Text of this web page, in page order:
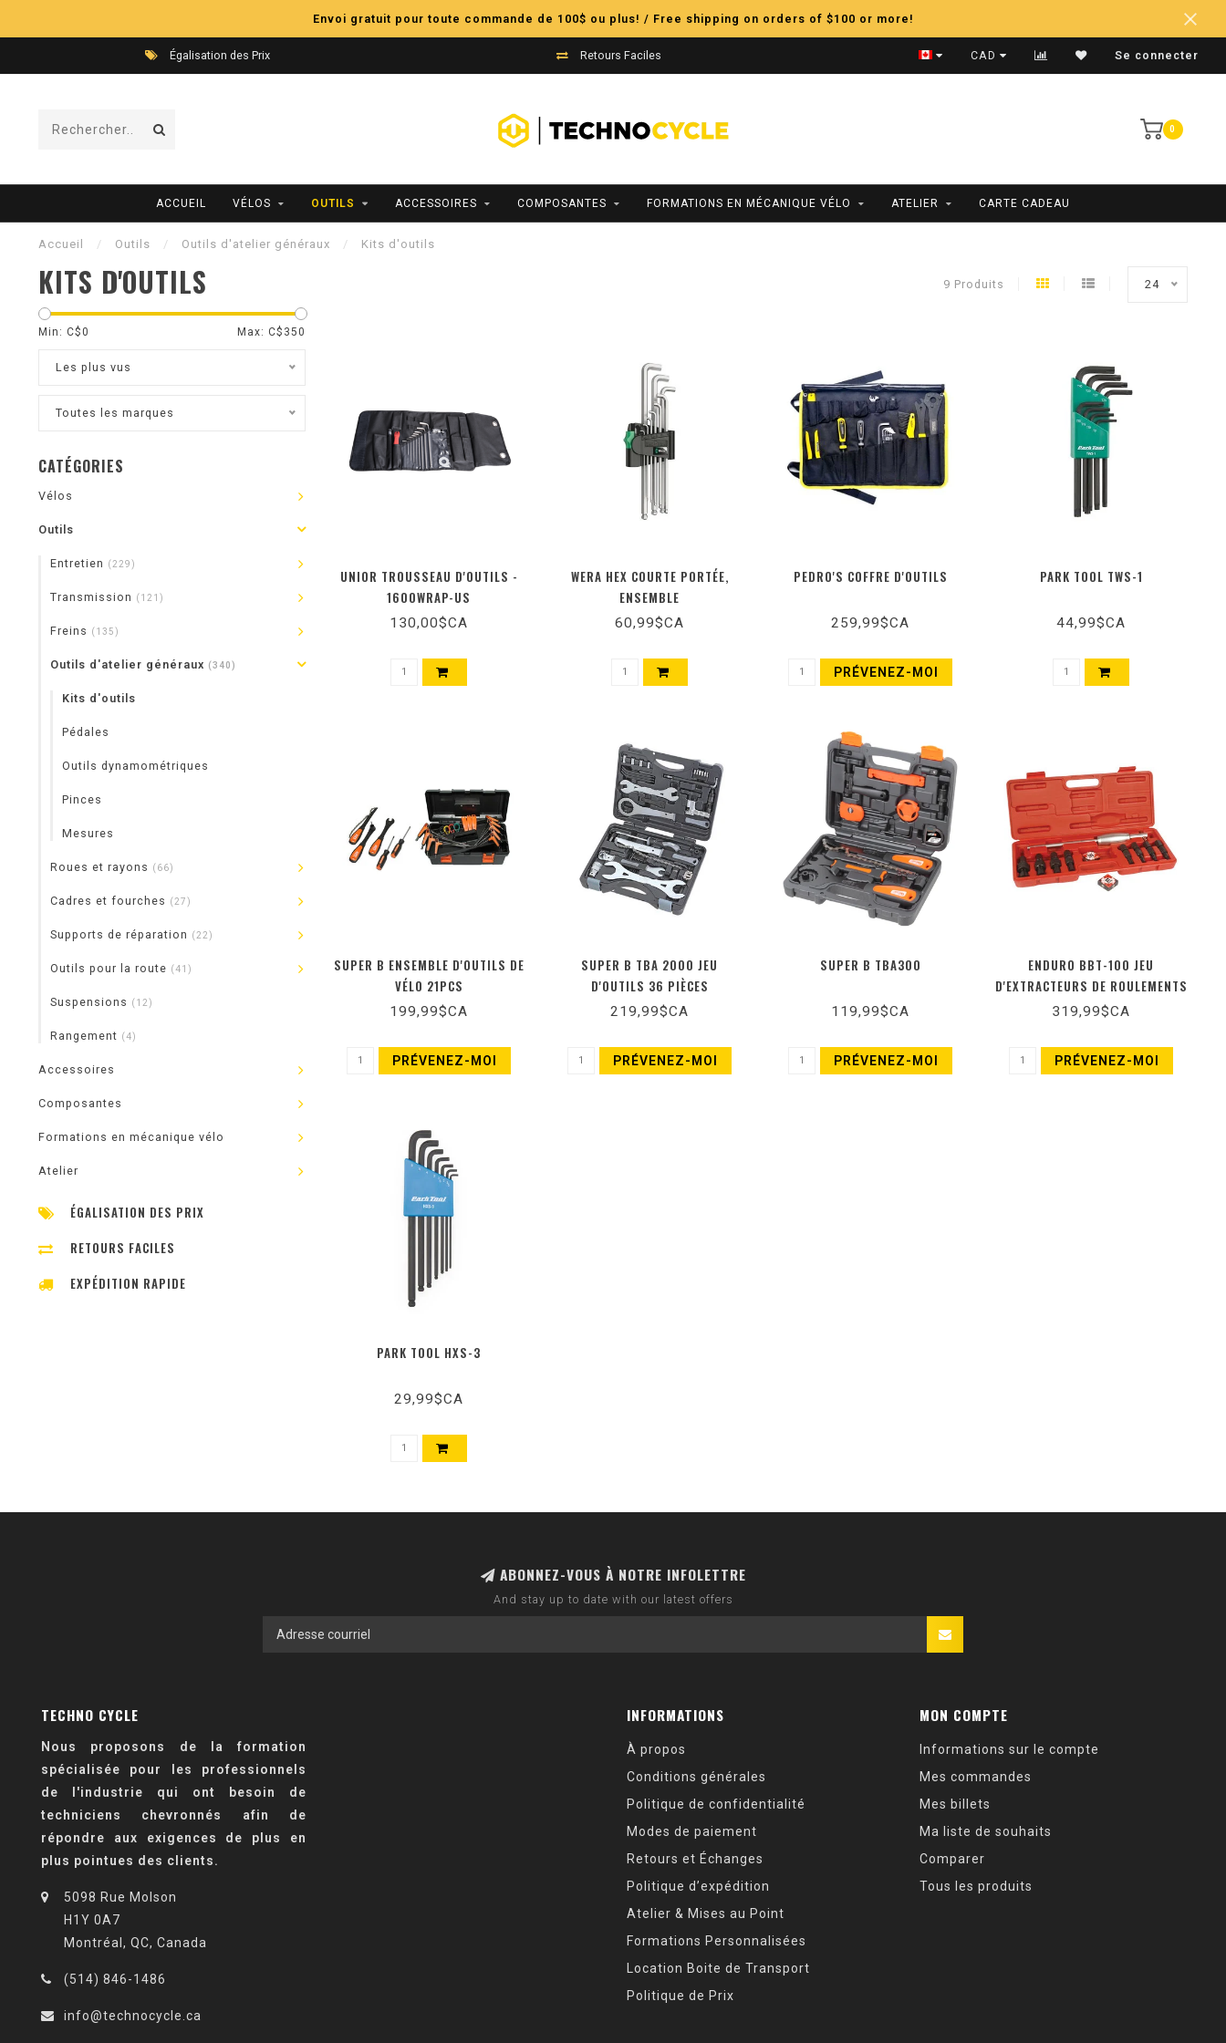
Envoi gratuit pour toute commande de 100$ ou plus! / Free shipping on orders of $100 or more!
Égalisation des Prix Retours Faciles Expédition Rapide
CAD Se connecter
0
ACCUEIL VÉLOS OUTILS ACCESSOIRES COMPOSANTES FORMATIONS EN MÉCANIQUE VÉLO ATELIER CARTE CADEAU
Accueil / Outils / Outils d'atelier généraux / Kits d'outils
KITS D'OUTILS 9 Produits 24
Min: C$0 Max: C$ 350
Les plus vus
Toutes les marques
CATÉGORIES
Vélos
Outils
Entretien (229)
Transmission (121)
Freins (135)
Outils d'atelier généraux (340)
Kits d'outils
Pédales
Outils dynamométriques
Pinces
Mesures
Roues et rayons (66)
Cadres et fourches (27)
Supports de réparation (22)
Outils pour la route (41)
Suspensions (12)
Rangement (4)
Accessoires
Composantes
Formations en mécanique vélo
Atelier
ÉGALISATION DES PRIX
RETOURS FACILES
EXPÉDITION RAPIDE
UNIOR TROUSSEAU D'OUTILS -
1600WRAP-US
130,00$CA
WERA HEX COURTE PORTÉE,
ENSEMBLE
60,99$CA
PEDRO'S COFFRE D'OUTILS
259,99$CA
PRÉVENEZ-MOI
PARK TOOL TWS-1
44,99$CA
SUPER B ENSEMBLE D'OUTILS DE
VÉLO 21PCS
199,99$CA
PRÉVENEZ-MOI
SUPER B TBA 2000 JEU
D'OUTILS 36 PIÈCES
219,99$CA
PRÉVENEZ-MOI
SUPER B TBA300
119,99$CA
PRÉVENEZ-MOI
ENDURO BBT-100 JEU
D'EXTRACTEURS DE ROULEMENTS
319,99$CA
PRÉVENEZ-MOI
PARK TOOL HXS-3
29,99$CA
ABONNEZ-VOUS À NOTRE INFOLETTRE
And stay up to date with our latest offers
TECHNO CYCLE
Nous proposons de la formation
spécialisée pour les professionnels
de l'industrie qui ont besoin de
techniciens chevronnés afin de
répondre aux exigences de plus en
plus pointues des clients.
5098 Rue Molson
H1Y 0A7
Montréal, QC, Canada
(514) 846-1486
info@technocycle.ca
INFORMATIONS
À propos
Conditions générales
Politique de confidentialité
Modes de paiement
Retours et Échanges
Politique d’expédition
Atelier & Mises au Point
Formations Personnalisées
Location Boite de Transport
Politique de Prix
MON COMPTE
Informations sur le compte
Mes commandes
Mes billets
Ma liste de souhaits
Comparer
Tous les produits